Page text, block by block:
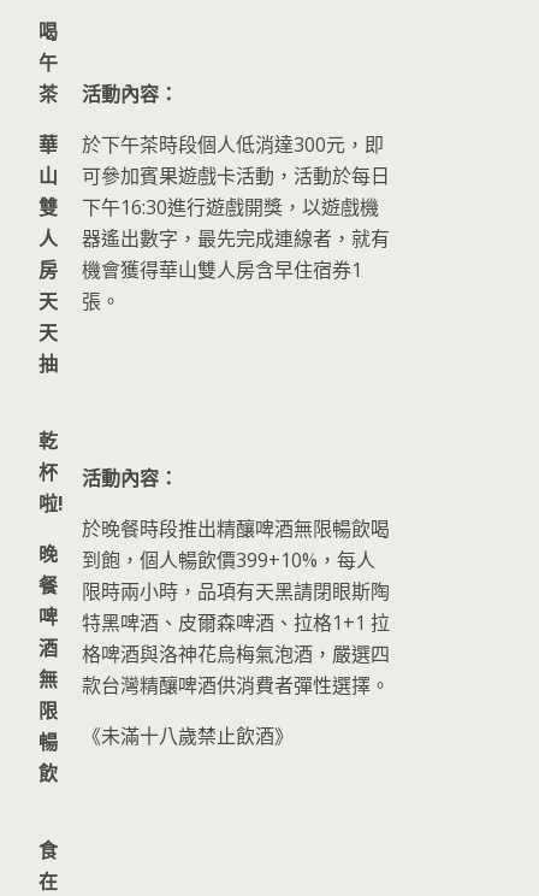
喝
午
茶
華
山
雙
人
房
天
天
抽
活動內容：
於下午茶時段個人低消達300元，即
可參加賓果遊戲卡活動，活動於每日
下午16:30進行遊戲開獎，以遊戲機
器遙出數字，最先完成連線者，就有
機會獲得華山雙人房含早住宿券1
張。
乾
杯
啦!
晚
餐
啤
酒
無
限
暢
飲
活動內容：
於晚餐時段推出精釀啤酒無限暢飲喝
到飽，個人暢飲價399+10%，每人
限時兩小時，品項有天黑請閉眼斯陶
特黑啤酒、皮爾森啤酒、拉格1+1 拉
格啤酒與洛神花烏梅氣泡酒，嚴選四
款台灣精釀啤酒供消費者彈性選擇。
《未滿十八歲禁止飲酒》
食
在